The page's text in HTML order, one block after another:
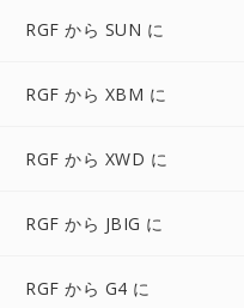
RGF から SUN に
RGF から XBM に
RGF から XWD に
RGF から JBIG に
RGF から G4 に